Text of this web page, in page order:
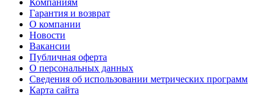
Гарантия и возврат
О компании
Новости
Вакансии
Публичная оферта
О персональных данных
Сведения об использовании метрических программ
Карта сайта